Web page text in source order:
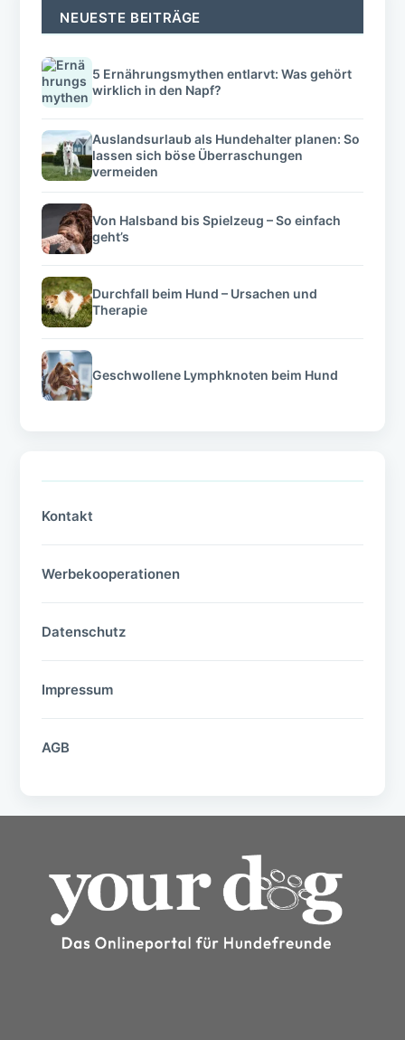
NEUESTE BEITRÄGE
5 Ernährungsmythen entlarvt: Was gehört
wirklich in den Napf?
Auslandsurlaub als Hundehalter planen: So
lassen sich böse Überraschungen
vermeiden
Von Halsband bis Spielzeug – So einfach
geht’s
Durchfall beim Hund – Ursachen und
Therapie
Geschwollene Lymphknoten beim Hund
Kontakt
Werbekooperationen
Datenschutz
Impressum
AGB